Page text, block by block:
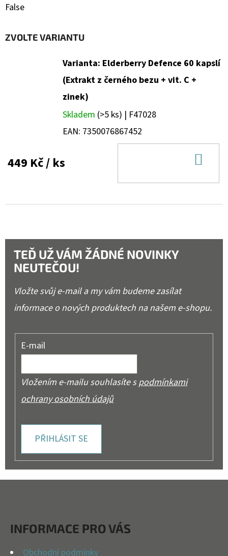
False
ZVOLTE VARIANTU
Varianta: Elderberry Defence 60 kapslí
(Extrakt z černého bezu + vit. C +
zinek)
Skladem (>5 ks) | F47028
EAN: 7350076867452
449 Kč/ ks
TEĎ UŽ VÁM ŽÁDNÉ NOVINKY
NEUTEČOU!
Vložte svůj e-mail a my vám budeme zasílat
informace o nových produktech na našem e-shopu.
E-mail
Vložením e-mailu souhlasíte spodmínkami
ochrany osobních údajů
PŘIHLÁSIT SE
INFORMACE PRO VÁS
Obchodní podmínky